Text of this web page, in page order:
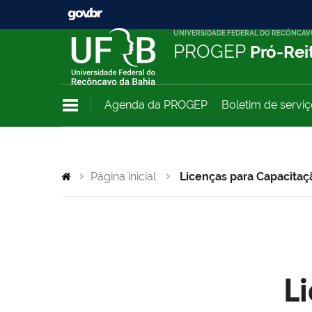
UNIVERSIDADE FEDERAL DO
PROGEP Pró-
Agenda da PROGEP Boletim de
Página inicial Licenças para